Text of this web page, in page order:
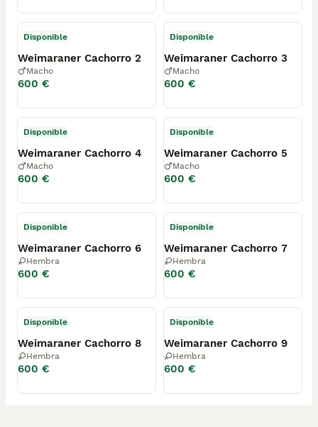
Disponible
Weimaraner Cachorro 2
Macho
600 €
Disponible
Weimaraner Cachorro 3
Macho
600 €
Disponible
Weimaraner Cachorro 4
Macho
600 €
Disponible
Weimaraner Cachorro 5
Macho
600 €
Disponible
Weimaraner Cachorro 6
Hembra
600 €
Disponible
Weimaraner Cachorro 7
Hembra
600 €
Disponible
Weimaraner Cachorro 8
Hembra
600 €
Disponible
Weimaraner Cachorro 9
Hembra
600 €